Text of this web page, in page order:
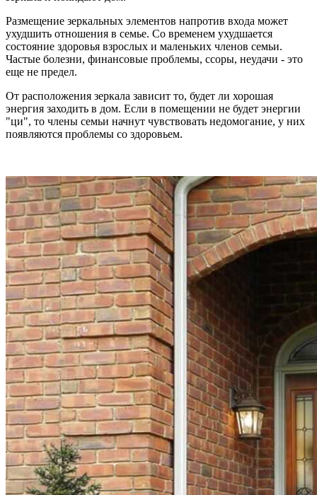
Размещение зеркальных элементов напротив входа может
ухудшить отношения в семье. Со временем ухудшается
состояние здоровья взрослых и маленьких членов семьи.
Частые болезни, финансовые проблемы, ссоры, неудачи - это
еще не предел.
От расположения зеркала зависит то, будет ли хорошая
энергия заходить в дом. Если в помещении не будет энергии
"ци", то члены семьи начнут чувствовать недомогание, у них
появляются проблемы со здоровьем.